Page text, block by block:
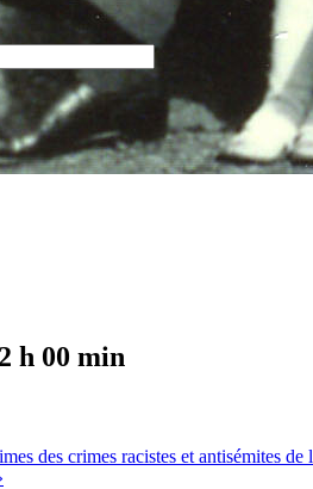
h 00 min
des crimes racistes et antisémites de